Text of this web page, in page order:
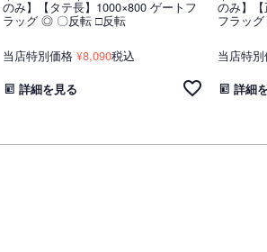
のみ】【タテ長】1000×800 ゲートフ
ラッグ ◎ 〇反転 □反転
当店特別価格 ¥8,090税込
詳細を見る
のみ】【
フラッ
当店特
詳細